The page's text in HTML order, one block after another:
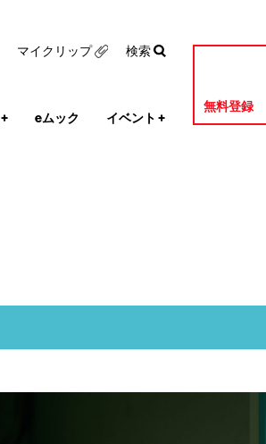
+ eムック イベント +
無料登録
マイクリップ 検索